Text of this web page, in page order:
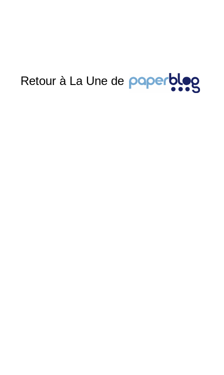
Retour à La Une de